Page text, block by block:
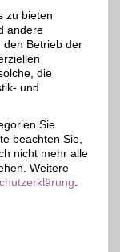
anzeigen
zu bieten
andere
den Betrieb der
die
und
Sie
beachten Sie,
nicht mehr alle
Weitere